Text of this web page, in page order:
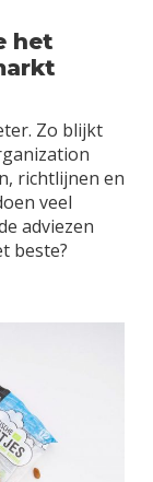
het
Zo blijkt
richtlijnen en
veel
adviezen
beste?